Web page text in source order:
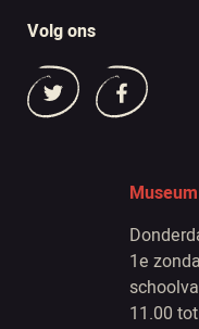
Volg ons
1e
11.00